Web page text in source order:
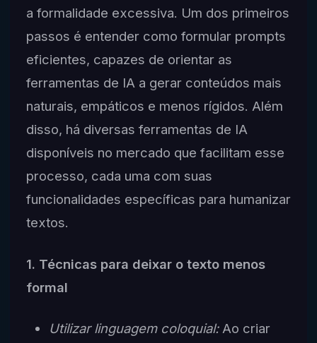
a formalidade excessiva. Um dos primeiros
passos é entender como formular prompts
eficientes, capazes de orientar as
ferramentas de IA a gerar conteúdos mais
naturais, empáticos e menos rígidos. Além
disso, há diversas ferramentas de IA
disponíveis no mercado que facilitam esse
processo, cada uma com suas
funcionalidades específicas para humanizar
textos.
1. Técnicas para deixar o texto menos
formal
Utilizar linguagem coloquial:Ao criar